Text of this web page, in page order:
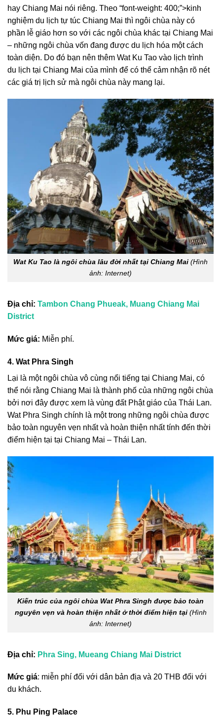
hay Chiang Mai nói riêng. Theo “font-weight: 400;”>kinh
nghiệm du lịch tự túc Chiang Mai thì ngôi chùa này có
phần lễ giáo hơn so với các ngôi chùa khác tại Chiang Mai
– những ngôi chùa vốn đang được du lịch hóa một cách
toàn diện. Do đó bạn nên thêm Wat Ku Tao vào lịch trình
du lịch tại Chiang Mai của mình để có thể cảm nhận rõ nét
các giá trị lịch sử mà ngôi chùa này mang lại.
Wat Ku Tao là ngôi chùa lâu đời nhất tại Chiang Mai (Hình
ảnh: Internet)
Địa chỉ: Tambon Chang Phueak, Muang Chiang Mai
District
Mức giá: Miễn phí.
4. Wat Phra Singh
Lại là một ngôi chùa vô cùng nổi tiếng tại Chiang Mai, có
thể nói rằng Chiang Mai là thành phố của những ngôi chùa
bởi nơi đây được xem là vùng đất Phật giáo của Thái Lan.
Wat Phra Singh chính là một trong những ngôi chùa được
bảo toàn nguyên vẹn nhất và hoàn thiện nhất tính đến thời
điểm hiện tại tại Chiang Mai – Thái Lan.
Kiến trúc của ngôi chùa Wat Phra Singh được bảo toàn
nguyên vẹn và hoàn thiện nhất ở thời điểm hiện tại(Hình
ảnh: Internet)
Địa chỉ: Phra Sing, Mueang Chiang Mai District
Mức giá: miễn phí đối với dân bản địa và 20 THB đối với
du khách.
5. Phu Ping Palace